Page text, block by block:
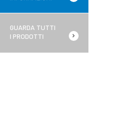
GUARDA TUTTI
I PRODOTTI